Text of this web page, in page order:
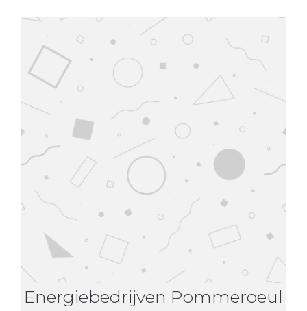
Energiebedrijven Pommeroeul